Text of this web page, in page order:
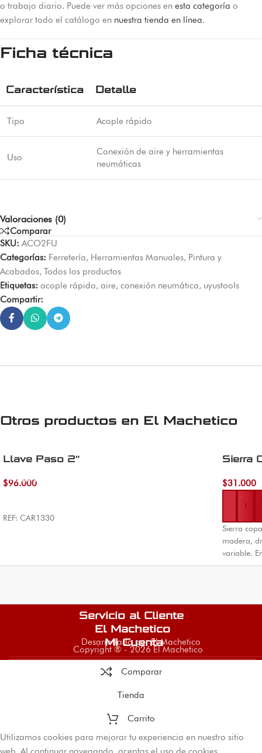
o trabajo diario. Puede ver más opciones en esta categoría o
explorar todo el catálogo en nuestra tienda en línea.
Ficha técnica
Característica Detalle
Tipo Acople rápido
Uso
Conexión de aire y herramientas
neumáticas
Valoraciones (0)
Comparar
SKU: ACO2FU
Categorías: Ferretería, Herramientas Manuales, Pintura y
Acabados, Todos los productos
Etiquetas: acople rápido, aire, conexión neumática, uyustools
Compartir:
Otros productos en El Machetico
Llave Paso 2″
$96.000
Añadir al carrito
REF: CAR1330
Sierra
$31.000
Añadir al
Sierra
madera,
variable.
Servicio al Cliente
El Machetico
Mi Cuenta
Desarrollado por El Machetico
Copyright ® - 2026 El Machetico
Comparar
Tienda
Carrito
Utilizamos cookies para mejorar tu experiencia en nuestro sitio